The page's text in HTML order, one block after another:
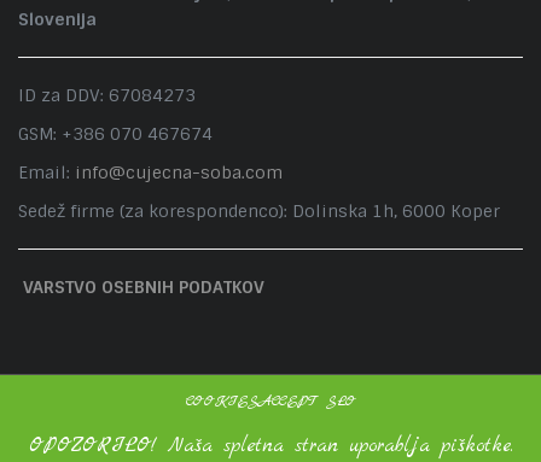
Slovenija
ID za DDV: 67084273
GSM: +386 070 467674
Email: info@cujecna-soba.com
Sedež firme (za korespondenco): Dolinska 1h, 6000 Koper
VARSTVO OSEBNIH PODATKOV
COOKIESACCEPT SLO
OPOZORILO! Naša spletna stran uporablja piškotke.